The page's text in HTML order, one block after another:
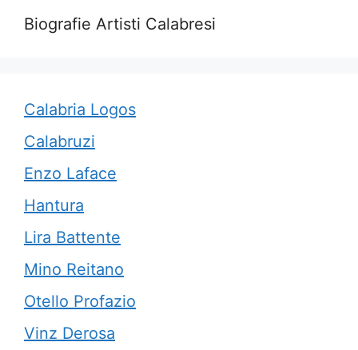
Biografie Artisti Calabresi
Calabria Logos
Calabruzi
Enzo Laface
Hantura
Lira Battente
Mino Reitano
Otello Profazio
Vinz Derosa